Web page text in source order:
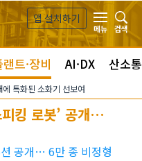
앱 설치하기
메뉴
검색
랜트·장비 AI·DX 산소통
특화된 소화기 선보여
킹 로봇’ 공개…
션 공개… 6만 종 비정형